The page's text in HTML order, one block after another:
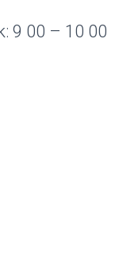
9 00 – 10 00